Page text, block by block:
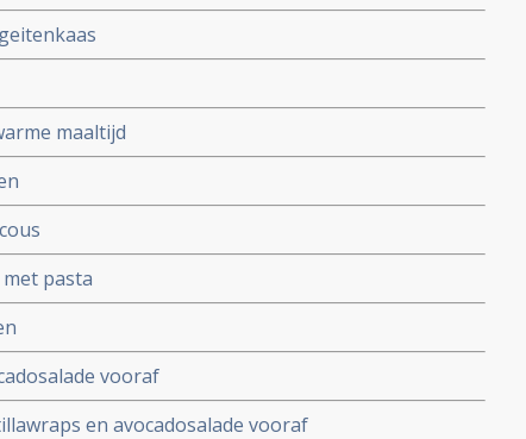
maaltijd
pasta
vooraf
en avocadosalade vooraf